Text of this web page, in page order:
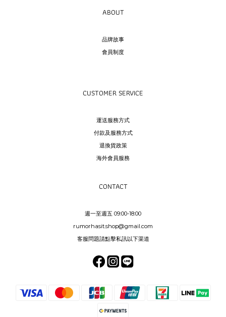
ABOUT
品牌故事
會員制度
CUSTOMER SERVICE
運送服務方式
付款及服務方式
退換貨政策
海外會員服務
CONTACT
週一至週五 09:00-18:00
rumorhasit.shop@gmail.com
客服問題請點擊私訊以下渠道